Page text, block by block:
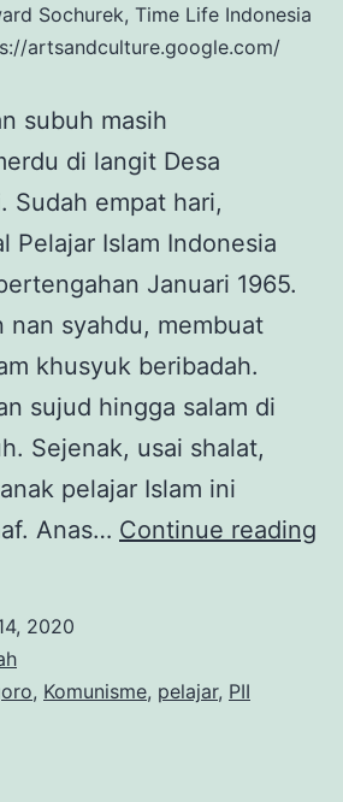
Sochurek, Time Life Indonesia
artsandculture.google.com/
subuh masih
di langit Desa
Sudah empat hari,
Pelajar Islam Indonesia
Januari 1965.
nan syahdu, membuat
khusyuk beribadah.
sujud hingga salam di
Sejenak, usai shalat,
pelajar Islam ini
Anas… Continue reading
2020
, Komunisme, pelajar, PII